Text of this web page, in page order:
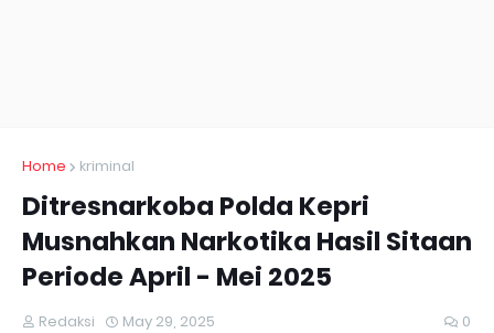
Home kriminal
Ditresnarkoba Polda Kepri
Musnahkan Narkotika Hasil Sitaan
Periode April - Mei 2025
Redaksi May 29, 2025 0